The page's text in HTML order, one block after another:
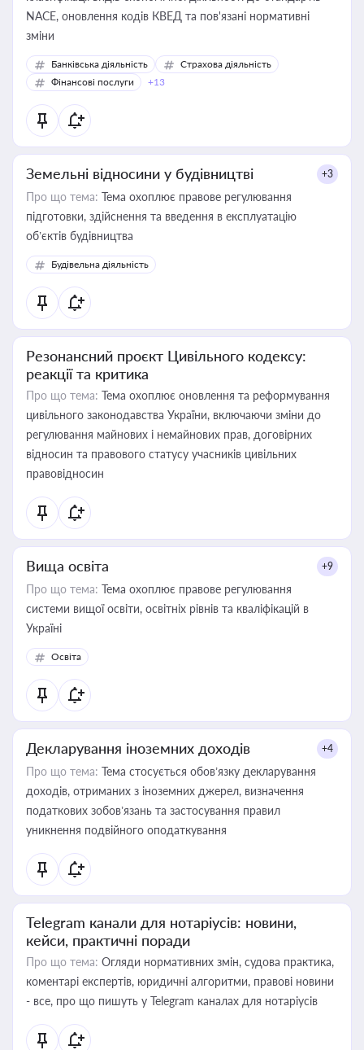
NACE, оновлення кодів КВЕД та пов'язані нормативні
зміни
Банківська діяльність
Страхова діяльність
Фінансові послуги
+13
Земельні відносини у будівництві +3
Про що тема: Тема охоплює правове регулювання
підготовки, здійснення та введення в експлуатацію
об’єктів будівництва
Будівельна діяльність
Резонансний проєкт Цивільного кодексу:
реакції та критика
Про що тема: Тема охоплює оновлення та реформування
цивільного законодавства України, включаючи зміни до
регулювання майнових і немайнових прав, договірних
відносин та правового статусу учасників цивільних
правовідносин
Вища освіта +9
Про що тема: Тема охоплює правове регулювання
системи вищої освіти, освітніх рівнів та кваліфікацій в
Україні
Освіта
Декларування іноземних доходів +4
Про що тема: Тема стосується обов’язку декларування
доходів, отриманих з іноземних джерел, визначення
податкових зобов’язань та застосування правил
уникнення подвійного оподаткування
Telegram канали для нотаріусів: новини,
кейси, практичні поради
Про що тема: Огляди нормативних змін, судова практика,
коментарі експертів, юридичні алгоритми, правові новини
- все, про що пишуть у Telegram каналах для нотаріусів